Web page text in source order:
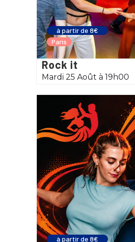
à partir de 8€
Paris
Rock it
Mardi 25 Août à 19h00
à partir de 8€